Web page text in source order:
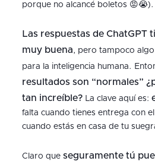
porque no alcancé boletos 😡😭).
Las respuestas de ChatGPT
muy buena, pero tampoco
para la inteligencia humana.
resultados son “normales”
tan increíble?La clave aquí es:
falta cuando tienes entrega con
cuando estás en casa de tu
Claro que seguramente tú